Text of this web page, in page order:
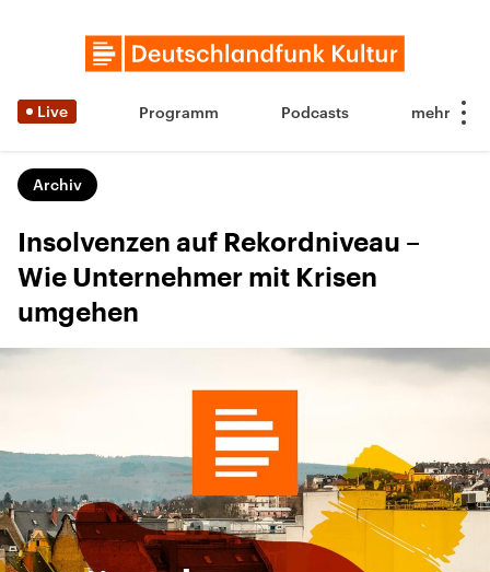
Live Programm Podcasts
Archiv
Insolvenzen auf Rekordniveau –
Wie Unternehmer mit Krisen
umgehen